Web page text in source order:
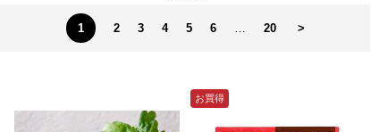
1 2 3 4 5 6 … 20 >
お買得